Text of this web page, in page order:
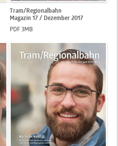
Tram/Regionalbahn
Magazin 17 / Dezember 2017
PDF 3MB